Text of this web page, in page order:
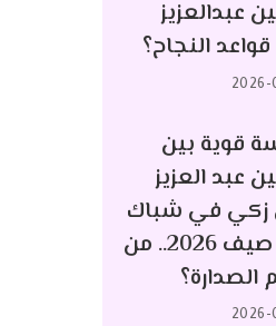
عبدالعزيز
النجاح؟
2026-
قوية بين
عبد العزيز
زكي في شباك
تذاكر صيف 2026.. من
2026-